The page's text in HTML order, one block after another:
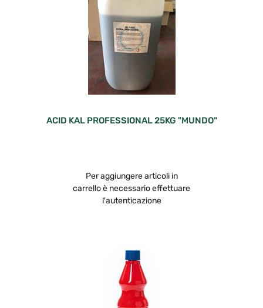
ACID KAL PROFESSIONAL 25KG "MUNDO"
Per aggiungere articoli in
carrello è necessario effettuare
l'autenticazione